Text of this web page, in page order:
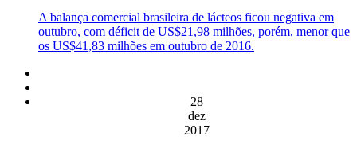
A balança comercial brasileira de lácteos ficou negativa em
outubro, com déficit de US$21,98 milhões, porém, menor que
os US$41,83 milhões em outubro de 2016.
28
dez
2017